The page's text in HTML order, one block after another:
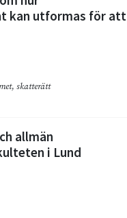
kan utformas för att
, skatterätt
allmän
i Lund